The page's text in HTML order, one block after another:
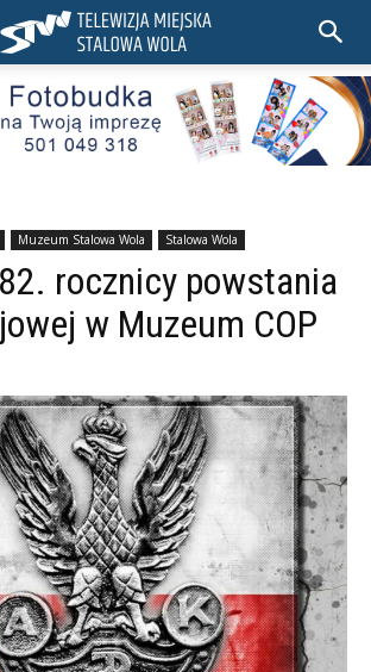
Muzeum Stalowa Wola Stalowa Wola
rocznicy powstania
w Muzeum COP